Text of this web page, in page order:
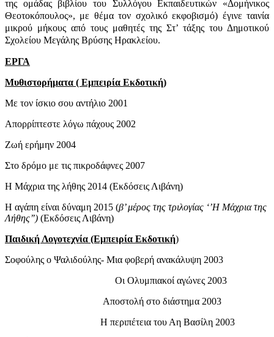
της ομάδας βιβλίου του Συλλόγου Εκπαιδευτικών «Δομήνικος
Θεοτοκόπουλος», με θέμα τον σχολικό εκφοβισμό) έγινε ταινία
μικρού μήκους από τους μαθητές της Στ’ τάξης του Δημοτικού
Σχολείου Μεγάλης Βρύσης Ηρακλείου.
ΕΡΓΑ
Μυθιστορήματα ( Εμπειρία Εκδοτική)
Με τον ίσκιο σου αντήλιο 2001
Απορρίπτεστε λόγω πάχους 2002
Ζωή ερήμην 2004
Στο δρόμο με τις πικροδάφνες 2007
Η Μάχρια της λήθης 2014 (Εκδόσεις Λιβάνη)
Η αγάπη είναι δύναμη 2015 (β’ μέρος της τριλογίας ‘’Η Μάχρια της
Λήθης’’) (Εκδόσεις Λιβάνη)
Παιδική Λογοτεχνία (Εμπειρία Εκδοτική)
Σοφούλης ο Ψαλιδούλης- Μια φοβερή ανακάλυψη 2003
Οι Ολυμπιακοί αγώνες 2003
Αποστολή στο διάστημα 2003
Η περιπέτεια του Αη Βασίλη 2003